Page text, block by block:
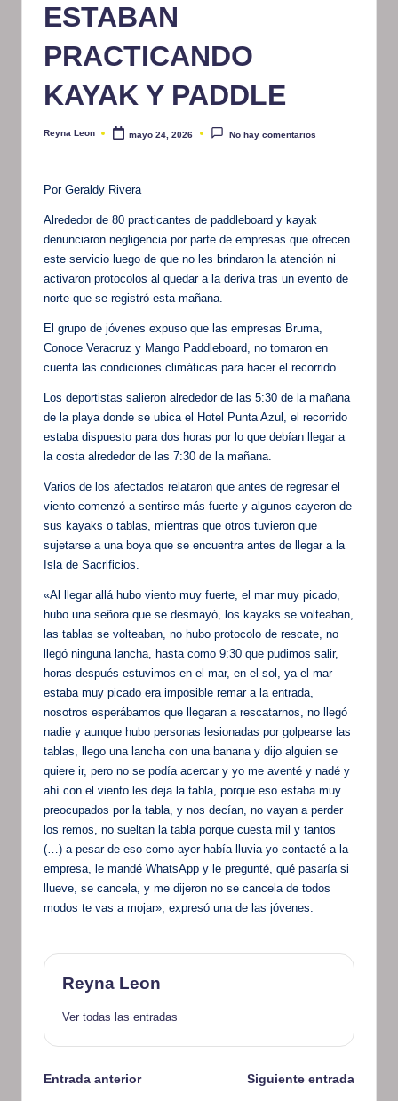
ESTABAN
PRACTICANDO
KAYAK Y PADDLE
Publicado
Reyna Leon mayo 24, 2026 No hay comentarios
Por Geraldy Rivera
Alrededor de 80 practicantes de paddleboard y kayak
denunciaron negligencia por parte de empresas que ofrecen
este servicio luego de que no les brindaron la atención ni
activaron protocolos al quedar a la deriva tras un evento de
norte que se registró esta mañana.
El grupo de jóvenes expuso que las empresas Bruma,
Conoce Veracruz y Mango Paddleboard, no tomaron en
cuenta las condiciones climáticas para hacer el recorrido.
Los deportistas salieron alrededor de las 5:30 de la mañana
de la playa donde se ubica el Hotel Punta Azul, el recorrido
estaba dispuesto para dos horas por lo que debían llegar a
la costa alrededor de las 7:30 de la mañana.
Varios de los afectados relataron que antes de regresar el
viento comenzó a sentirse más fuerte y algunos cayeron de
sus kayaks o tablas, mientras que otros tuvieron que
sujetarse a una boya que se encuentra antes de llegar a la
Isla de Sacrificios.
«Al llegar allá hubo viento muy fuerte, el mar muy picado,
hubo una señora que se desmayó, los kayaks se volteaban,
las tablas se volteaban, no hubo protocolo de rescate, no
llegó ninguna lancha, hasta como 9:30 que pudimos salir,
horas después estuvimos en el mar, en el sol, ya el mar
estaba muy picado era imposible remar a la entrada,
nosotros esperábamos que llegaran a rescatarnos, no llegó
nadie y aunque hubo personas lesionadas por golpearse las
tablas, llego una lancha con una banana y dijo alguien se
quiere ir, pero no se podía acercar y yo me aventé y nadé y
ahí con el viento les deja la tabla, porque eso estaba muy
preocupados por la tabla, y nos decían, no vayan a perder
los remos, no sueltan la tabla porque cuesta mil y tantos
(…) a pesar de eso como ayer había lluvia yo contacté a la
empresa, le mandé WhatsApp y le pregunté, qué pasaría si
llueve, se cancela, y me dijeron no se cancela de todos
modos te vas a mojar», expresó una de las jóvenes.
Reyna Leon
Ver todas las entradas
Navegación
Entrada anterior Siguiente entrada